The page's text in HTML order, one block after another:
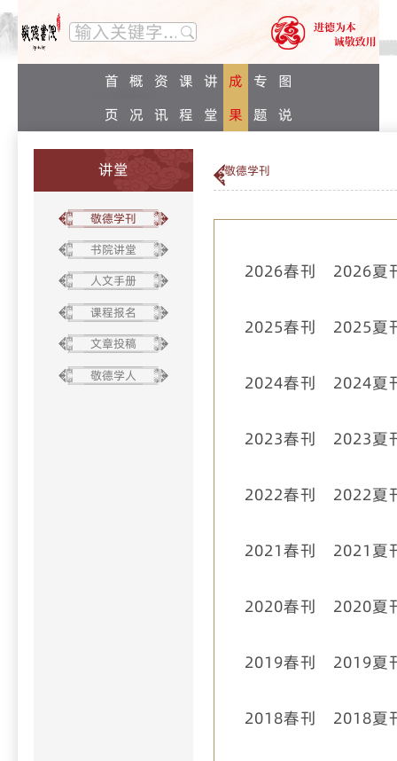
首
页
概
况
资
讯
课
程
讲
堂
成
果
专
题
图
说
讲堂
敬德学刊
书院讲堂
人文手册
课程报名
文章投稿
敬德学人
敬德学刊
2026春刊 2026夏
2025春刊 2025夏
2024春刊 2024夏
2023春刊 2023夏
2022春刊 2022夏
2021春刊 2021夏
2020春刊 2020夏
2019春刊 2019夏
2018春刊 2018夏